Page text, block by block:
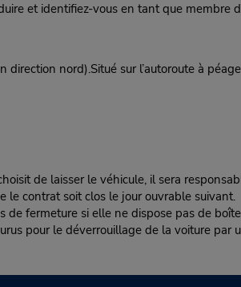
et identifiez-vous en tant que membre
nord).Situé sur l’autoroute à
de laisser le véhicule, il sera
le contrat soit clos le jour ouvrable suivant.
fermeture si elle ne dispose pas de
pour le déverrouillage de la voiture par